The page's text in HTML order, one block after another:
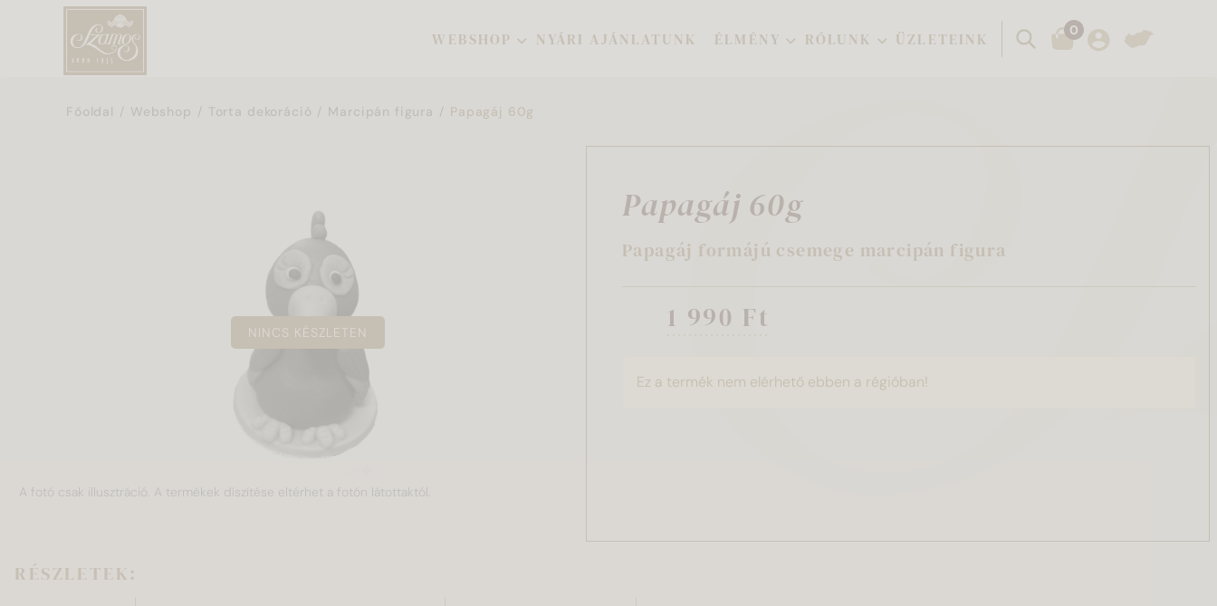
WEBSHOP NYÁRI AJÁNLATUNK ÉLMÉNY RÓLUNK ÜZLETEINK Keresés0
Főoldal Webshop Torta dekoráció Marcipán figura Papagáj 60g
NINCS KÉSZLETEN
A fotó csak illusztráció. A termékek díszítése eltérhet a fotón látottaktól.
Papagáj 60g
Papagáj formájú csemege marcipán figura
1 990 Ft
Ez a termék nem elérhető ebben a régióban!
RÉSZLETEK: